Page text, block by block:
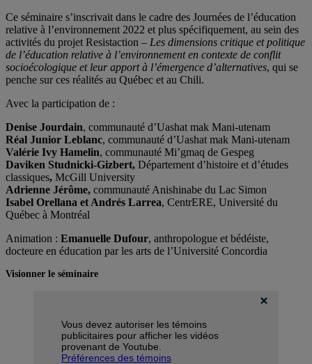
Ce séminaire s’inscrivait dans le cadre des Journées de l’éducation
relative à l’environnement 2022 et plus spécifiquement, au sein des
activités du projet Resistaction – Les dimensions critique et politique
de l’éducation relative à l’environnement en contexte de conflit
socioécologique et leur apport à l’émergence d’alternatives, qui se
penche sur ces réalités au Québec et au Chili.
Avec la participation de :
Denise Jourdain, communauté d’Uashat mak Mani-utenam
Réal Junior Leblanc, communauté d’Uashat mak Mani-utenam
Valérie Ivy Hamelin, communauté Mi’gmaq de Gespeg
Daviken Studnicki-Gizbert, Département d’histoire et d’études
classiques, McGill University
Adrienne Jérôme, communauté Anishinabe du Lac Simon
Isabel Orellana et Andrés Larrea, CentrERE, Université du
Québec à Montréal
Animation : Emanuelle Dufour, anthropologue et bédéiste,
docteure en éducation par les arts de l’Université Concordia
Visionner le séminaire
Vous devez autoriser les témoins
publicitaires pour afficher les vidéos
provenant de Youtube.
Préférences des témoins